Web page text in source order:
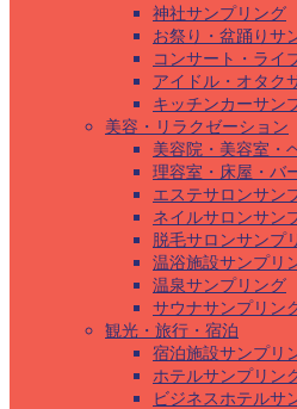
神社サンプリング
お祭り・盆踊りサ
コンサート・ライ
アイドル・オタク
キッチンカーサン
美容・リラクゼーション
美容院・美容室・
理容室・床屋・バ
エステサロンサン
ネイルサロンサン
脱毛サロンサンプ
温浴施設サンプリ
温泉サンプリング
サウナサンプリン
観光・旅行・宿泊
宿泊施設サンプリ
ホテルサンプリン
ビジネスホテルサ